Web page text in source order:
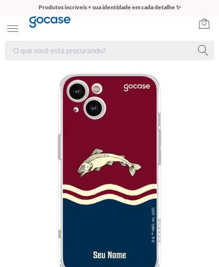
Produtos incríveis + sua identidade em cada detalhe ✨